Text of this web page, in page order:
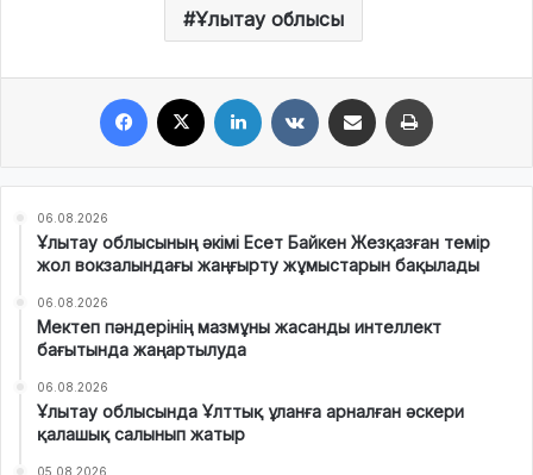
Ұлытау облысы
06.08.2026
Ұлытау облысының әкімі Есет Байкен Жезқазған темір
жол вокзалындағы жаңғырту жұмыстарын бақылады
06.08.2026
Мектеп пәндерінің мазмұны жасанды интеллект
бағытында жаңартылуда
06.08.2026
Ұлытау облысында Ұлттық ұланға арналған әскери
қалашық салынып жатыр
05.08.2026